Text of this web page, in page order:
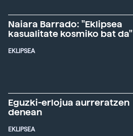
Naiara Barrado: "Eklipsea
kasualitate kosmiko bat da"
EKLIPSEA
Eguzki-erlojua aurreratzen
denean
EKLIPSEA